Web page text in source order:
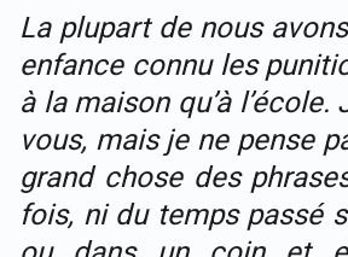
La plupart de nous
enfance connu les
à la maison qu’à l’école.
vous, mais je ne pense
grand chose des
fois, ni du temps passé